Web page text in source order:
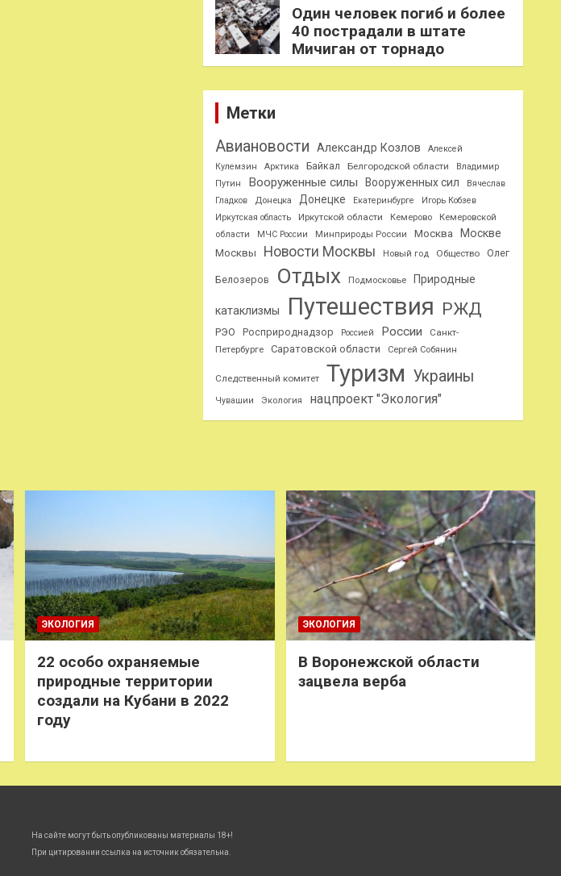
Один человек погиб и более
40 пострадали в штате
Мичиган от торнадо
Метки
Авиановости Александр Козлов
Алексей
Кулемзин
Арктика Байкал Белгородской области
Владимир
Путин
Вооруженные силы Вооруженных сил
Вячеслав
Гладков
Донецка Донецке Екатеринбурге
Игорь Кобзев
Иркутская область
Иркутской области Кемерово
Кемеровской
области
МЧС России Минприроды России Москва Москве
Москвы Новости Москвы Новый год Общество Олег
Белозеров Отдых Подмосковье Природные
катаклизмы Путешествия РЖД
РЭО Росприроднадзор Россией России
Санкт-
Петербурге
Саратовской области Сергей Собянин
Следственный комитет Туризм Украины
Чувашии Экология нацпроект "Экология"
ЭКОЛОГИЯ
22 особо охраняемые
природные территории
создали на Кубани в 2022
году
ЭКОЛОГИЯ
В Воронежской области
зацвела верба
На сайте могут быть опубликованы материалы 18+!
При цитировании ссылка на источник обязательна.